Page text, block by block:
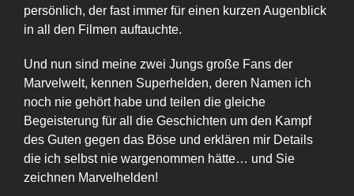
persönlich, der fast immer für einen kurzen Augenblick
in all den Filmen auftauchte.
Und nun sind meine zwei Jungs große Fans der
Marvelwelt, kennen Superhelden, deren Namen ich
noch nie gehört habe und teilen die gleiche
Begeisterung für all die Geschichten um den Kampf
des Guten gegen das Böse und erklären mir Details
die ich selbst nie wargenommen hätte… und Sie
zeichnen Marvelhelden!